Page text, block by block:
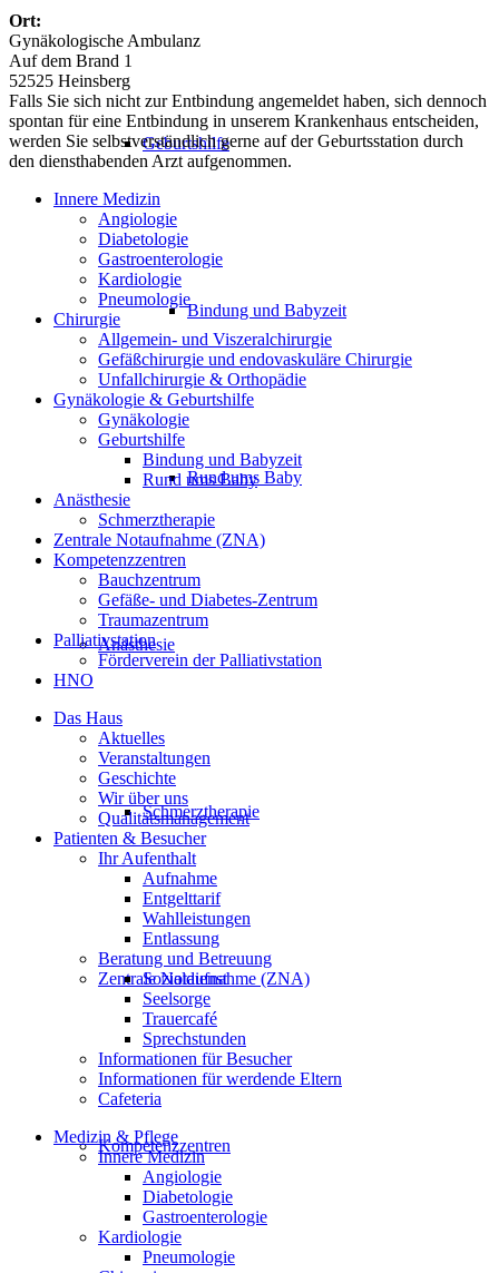
Geburtshilfe
Bindung und Babyzeit
Rund ums Baby
Anästhesie
Schmerztherapie
Zentrale Notaufnahme (ZNA)
Kompetenzzentren
Ort:
Gynäkologische Ambulanz
Auf dem Brand 1
52525 Heinsberg
Falls Sie sich nicht zur Entbindung angemeldet haben, sich dennoch
spontan für eine Entbindung in unserem Krankenhaus entscheiden,
werden Sie selbstverständlich gerne auf der Geburtsstation durch
den diensthabenden Arzt aufgenommen.
Innere Medizin
Angiologie
Diabetologie
Gastroenterologie
Kardiologie
Pneumologie
Chirurgie
Allgemein- und Viszeralchirurgie
Gefäßchirurgie und endovaskuläre Chirurgie
Unfallchirurgie & Orthopädie
Gynäkologie & Geburtshilfe
Gynäkologie
Geburtshilfe
Bindung und Babyzeit
Rund ums Baby
Anästhesie
Schmerztherapie
Zentrale Notaufnahme (ZNA)
Kompetenzzentren
Bauchzentrum
Gefäße- und Diabetes-Zentrum
Traumazentrum
Palliativstation
Förderverein der Palliativstation
HNO
Das Haus
Aktuelles
Veranstaltungen
Geschichte
Wir über uns
Qualitätsmanagement
Patienten & Besucher
Ihr Aufenthalt
Aufnahme
Entgelttarif
Wahlleistungen
Entlassung
Beratung und Betreuung
Sozialdienst
Seelsorge
Trauercafé
Sprechstunden
Informationen für Besucher
Informationen für werdende Eltern
Cafeteria
Medizin & Pflege
Innere Medizin
Angiologie
Diabetologie
Gastroenterologie
Kardiologie
Pneumologie